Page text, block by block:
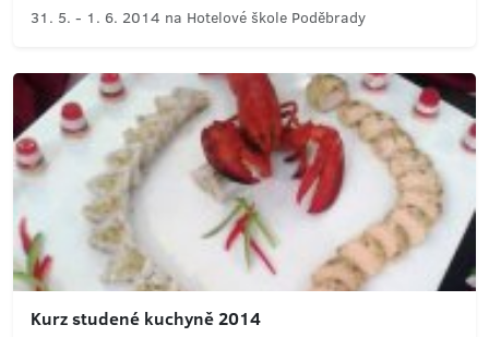
31. 5. - 1. 6. 2014 na Hotelové škole Poděbrady
Kurz studené kuchyně 2014